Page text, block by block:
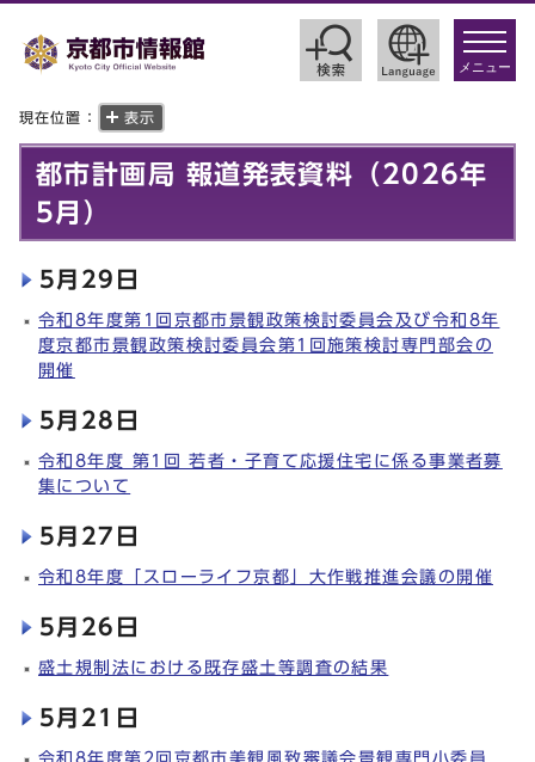
toggle
メニュー
現在位置： 表示
都市計画局 報道発表資料（2026年
5月）
5月29日
令和8年度第1回京都市景観政策検討委員会及び令和8年
度京都市景観政策検討委員会第1回施策検討専門部会の
開催
5月28日
令和8年度 第1回 若者・子育て応援住宅に係る事業者募
集について
5月27日
令和8年度「スローライフ京都」大作戦推進会議の開催
5月26日
盛土規制法における既存盛土等調査の結果
5月21日
令和8年度第2回京都市美観風致審議会景観専門小委員